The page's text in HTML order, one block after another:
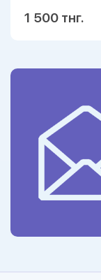
1 500 тнг.